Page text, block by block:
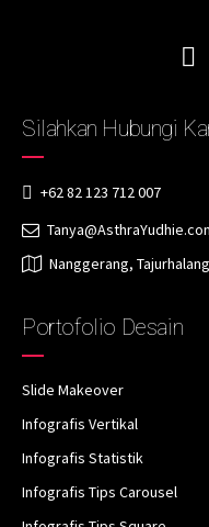
Silahkan Hubungi
+62 82 123 712 007
Nanggerang,
Portofolio Desain
Slide Makeover
Infografis Vertikal
Infografis Statistik
Infografis Tips Carousel